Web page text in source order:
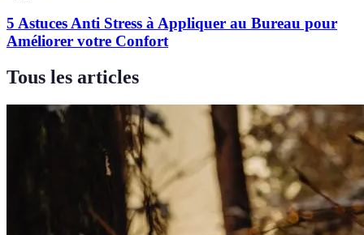
5 Astuces Anti Stress à Appliquer au Bureau pour
Améliorer votre Confort
Tous les articles